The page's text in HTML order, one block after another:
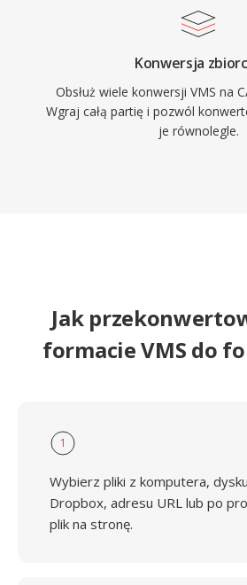
Konwersja
Obsłuż wiele konwersji VMS na
Wgraj całą partię i pozwól
je równolegle.
Jak
formacie VMS do
1
Wybierz pliki z komputera,
Dropbox, adresu URL lub po
plik na stronę.